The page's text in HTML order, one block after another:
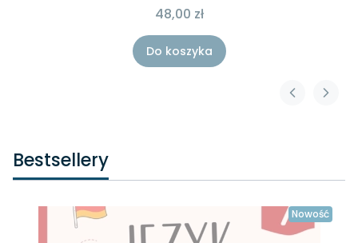
48,00 zł
Do koszyka
Bestsellery
Nowość